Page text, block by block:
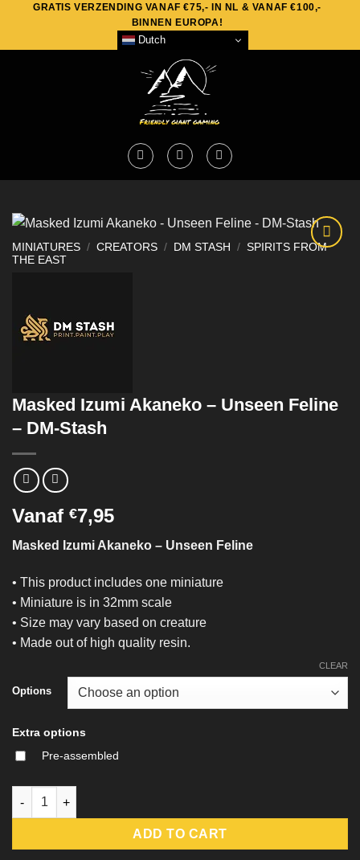
content
GRATIS VERZENDING VANAF €75,- IN NL & VANAF €100,-
BINNEN EUROPA!
Dutch
MINIATURES / CREATORS / DM STASH / SPIRITS FROM
THE EAST
Masked Izumi Akaneko – Unseen Feline
– DM-Stash
Vanaf €7,95
Masked Izumi Akaneko – Unseen Feline
• This product includes one miniature
• Miniature is in 32mm scale
• Size may vary based on creature
• Made out of high quality resin.
Options
CLEAR
Extra options
Pre-assembled
Masked Izumi Akaneko - Unseen Feline - DM-Stash quantity
ADD TO CART